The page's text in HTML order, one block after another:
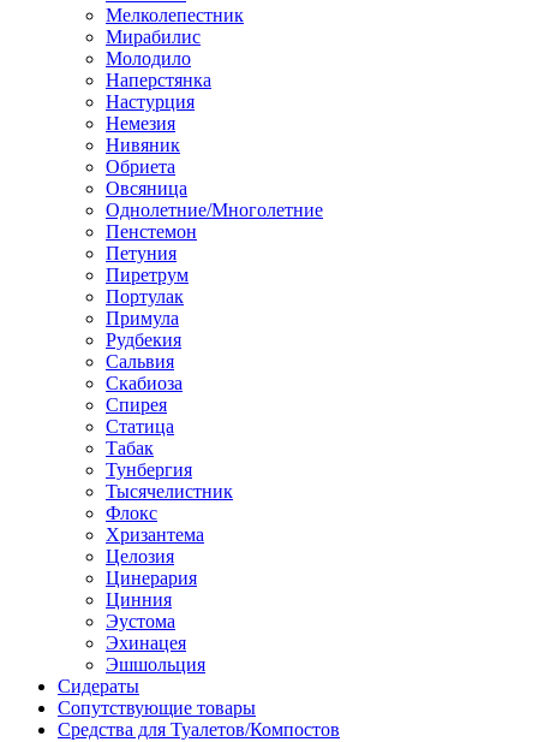
Мелколепестник
Мирабилис
Молодило
Наперстянка
Настурция
Немезия
Нивяник
Обриета
Овсяница
Однолетние/Многолетние
Пенстемон
Петуния
Пиретрум
Портулак
Примула
Рудбекия
Сальвия
Скабиоза
Спирея
Статица
Табак
Тунбергия
Тысячелистник
Флокс
Хризантема
Целозия
Цинерария
Цинния
Эустома
Эхинацея
Эшшольция
Сидераты
Сопутствующие товары
Средства для Туалетов/Компостов